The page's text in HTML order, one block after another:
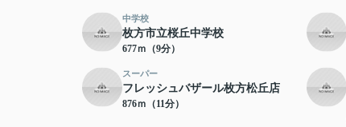
中学校
枚方市立桜丘中学校
677ｍ（9分）
スーパー
フレッシュバザール枚方松丘店
876ｍ（11分）